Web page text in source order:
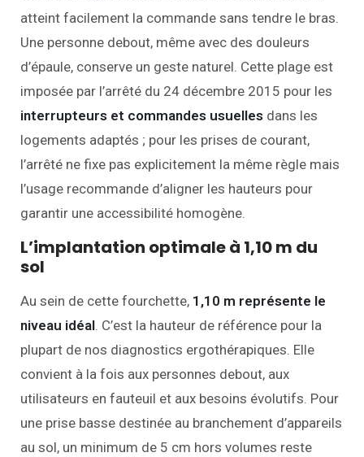
atteint facilement la commande sans tendre le bras.
Une personne debout, même avec des douleurs
d’épaule, conserve un geste naturel. Cette plage est
imposée par l’arrêté du 24 décembre 2015 pour les
interrupteurs et commandes usuelles dans les
logements adaptés ; pour les prises de courant,
l’arrêté ne fixe pas explicitement la même règle mais
l’usage recommande d’aligner les hauteurs pour
garantir une accessibilité homogène.
L’implantation optimale à 1,10 m du
sol
Au sein de cette fourchette, 1,10 m représente le
niveau idéal. C’est la hauteur de référence pour la
plupart de nos diagnostics ergothérapiques. Elle
convient à la fois aux personnes debout, aux
utilisateurs en fauteuil et aux besoins évolutifs. Pour
une prise basse destinée au branchement d’appareils
au sol, un minimum de 5 cm hors volumes reste